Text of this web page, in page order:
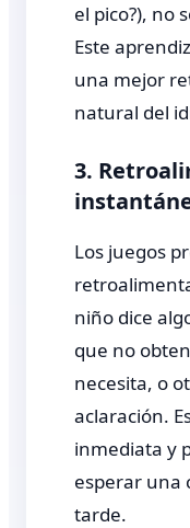
el pico?), no
Este
una mejor
natural del
3.
Los juegos
niño dice
que no
necesita, o
aclaración.
inmediata y
esperar una
tarde.